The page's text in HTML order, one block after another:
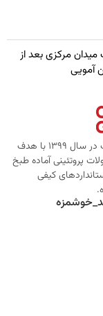
میدان مرکزی بعد از
آمویی مارکت در سال 1399 با هدف
پروتئینی آماده طبخ
کیفی